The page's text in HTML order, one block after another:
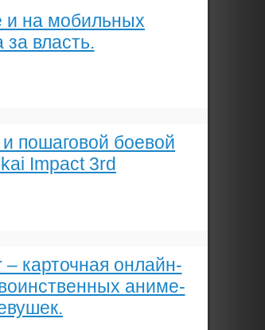
и на мобильных
власть.
пошаговой боевой
Impact 3rd
карточная онлайн-
аниме-